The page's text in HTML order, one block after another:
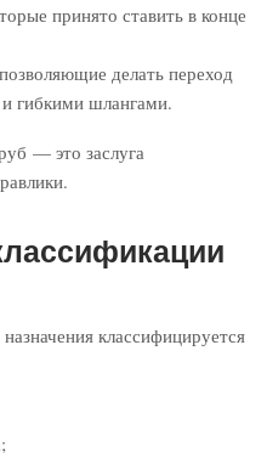
принято ставить в конце
делать переход
гибкими шлангами.
— это заслуга
классифицируется